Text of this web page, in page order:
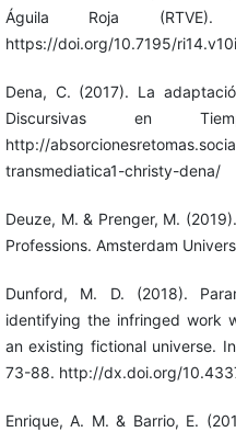
Águila Roja
https://doi.org/10.7195/
Dena, C. (2017). La
Discursivas en
http://
transmediatica1-christy-dena/
Deuze, M. & Prenger, M.
Professions. Amsterdam
Dunford, M. D. (2018).
identifying the infringed work
an existing fictional universe.
73-88. http://dx.doi.org/
Enrique, A. M. & Barrio, E.